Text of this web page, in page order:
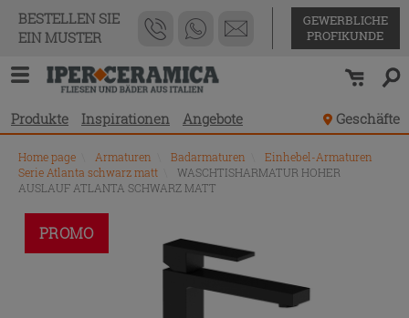
BESTELLEN SIE
EIN MUSTER
GEWERBLICHE
PROFIKUNDE
Produkte Inspirationen Angebote Geschäfte
Home page Armaturen Badarmaturen
Einhebel-Armaturen
Serie Atlanta schwarz matt
WASCHTISHARMATUR HOHER
AUSLAUF ATLANTA SCHWARZ MATT
PROMO